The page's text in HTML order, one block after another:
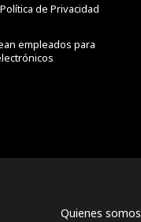
de Privacidad
empleados para
Quienes somos